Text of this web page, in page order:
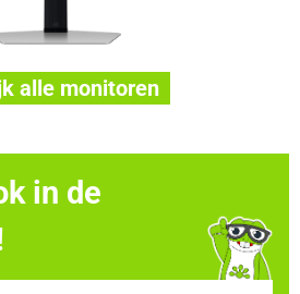
alle monitoren
in de